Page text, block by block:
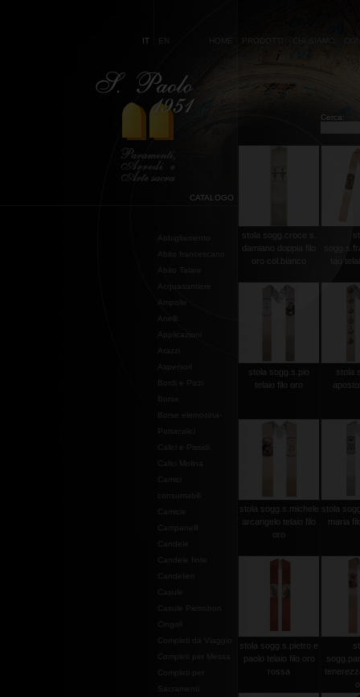
IT EN HOME PRODOTTI CHI SIAMO
Cerca:
CATALOGO
Abbigliamento
Abito francescano
Abito Talare
Acquasantiere
Ampolle
Anelli
Applicazioni
Arazzi
Aspersori
Bordi e Pizzi
Borse
Borse elemosina-
Portacalici
Calici e Pissidi
Calici Molina
Campanelli
Candele
Candele finte
Candelieri
Casule
Casule Pietrobon
Cingoli
Completi da Viaggio
Completi per Messa
Completi per
Sacramenti
stola sogg.croce s.
damiano doppia filo
oro col.bianco
tau
stola sogg.s.pio
telaio filo oro
stola
stola sogg.s.michele
arcangelo telaio filo
oro
stola
maria
stola sogg.s.pietro e
paolo telaio filo oro
rossa